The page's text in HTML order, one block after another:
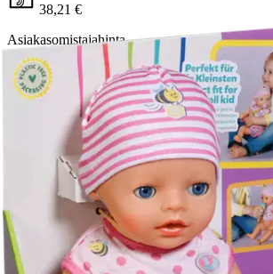
38,21 €
Asiakasomistajahinta
Hinta ilman S-Etukorttia: 44,95 €
Verkkokaupan hinta
Valitse toimitustapa
Nouto myymälästä
Ei saatavilla
Toimitus
Ei saatavilla
Ilmainen toimitus yli 100